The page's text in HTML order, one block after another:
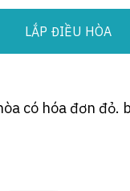
LẮP ĐIỀU HÒA
có hóa đơn đỏ.